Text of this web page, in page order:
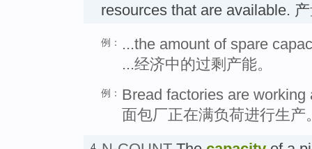
resources that are available.
例：
...the amount of spare
...经济中的过剩产能。
例： Bread factories are working
面包厂正在满负荷进行生产